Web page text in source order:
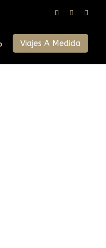
Viajes A Medida